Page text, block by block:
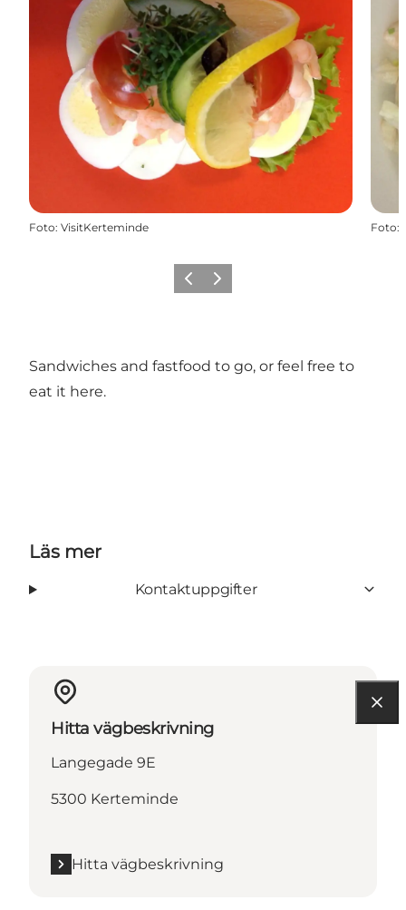
Foto: VisitKerteminde Foto:
Föregående
Nästa
Sandwiches and fastfood to go, or feel free to
eat it here.
Läs mer
Kontaktuppgifter
Hitta vägbeskrivning
Langegade 9E
5300 Kerteminde
Hitta vägbeskrivning